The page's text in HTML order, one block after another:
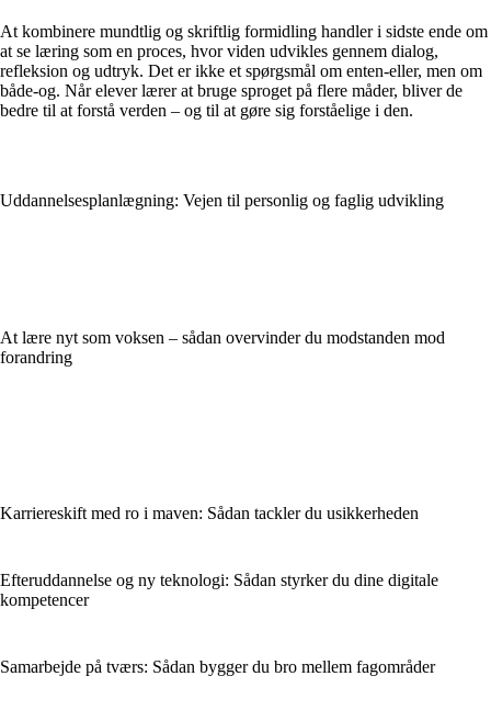
At kombinere mundtlig og skriftlig formidling handler i sidste ende om
at se læring som en proces, hvor viden udvikles gennem dialog,
refleksion og udtryk. Det er ikke et spørgsmål om enten-eller, men om
både-og. Når elever lærer at bruge sproget på flere måder, bliver de
bedre til at forstå verden – og til at gøre sig forståelige i den.
Uddannelsesplanlægning: Vejen til personlig og faglig udvikling
At lære nyt som voksen – sådan overvinder du modstanden mod
forandring
Karriereskift med ro i maven: Sådan tackler du usikkerheden
Efteruddannelse og ny teknologi: Sådan styrker du dine digitale
kompetencer
Samarbejde på tværs: Sådan bygger du bro mellem fagområder